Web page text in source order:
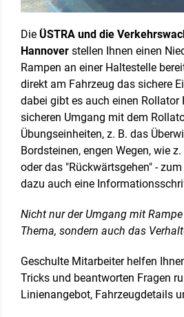
Die ÜSTRA und die
Hannover stellen Ihnen einen
Rampen an einer Haltestelle
direkt am Fahrzeug das sichere
dabei gibt es auch einen Rollator
sicheren Umgang mit dem
Übungseinheiten, z. B. das
Bordsteinen, engen Wegen, wie
oder das "Rückwärtsgehen" -
dazu auch eine
Nicht nur der Umgang mit
Thema, sondern auch das
Geschulte Mitarbeiter helfen
Tricks und beantworten Fragen
Linienangebot, Fahrzeugdetails